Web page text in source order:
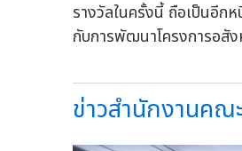
รางวัลในครั้งนี้ ถือเป็นอี
กับการพัฒนาโครงการอสั
ข่าวสำนักงานค